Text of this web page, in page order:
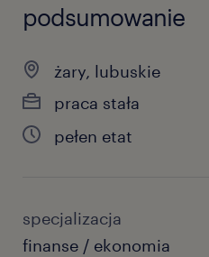
podsumowanie
żary, lubuskie
praca stała
pełen etat
specjalizacja
finanse / ekonomia